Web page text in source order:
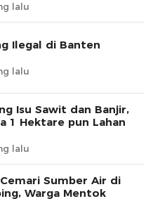
lalu
Ilegal di Banten
lalu
Isu Sawit dan Banjir,
1 Hektare pun Lahan
lalu
Sumber Air di
Warga Mentok